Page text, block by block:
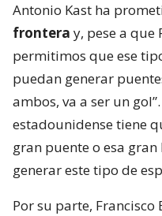
Antonio Kast ha
frontera y, pese a que
permitimos que ese
puedan generar
ambos, va a ser un
estadounidense tiene
gran puente o esa
generar este tipo de
Por su parte,